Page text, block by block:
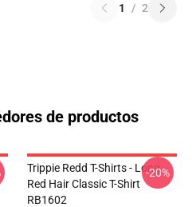
1 / 2
de productos
Trippie Redd T-Shirts - Long
Red Hair Classic T-Shirt
RB1602
-20%